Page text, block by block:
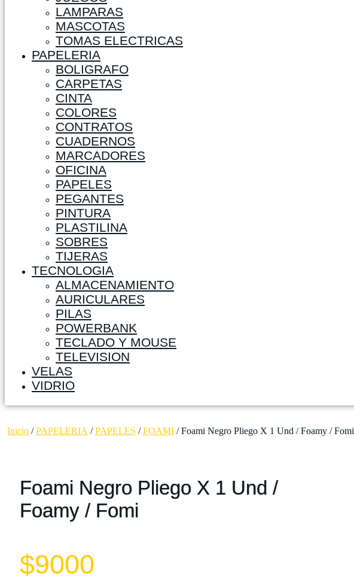
LAMPARAS
MASCOTAS
TOMAS ELECTRICAS
PAPELERIA
BOLIGRAFO
CARPETAS
CINTA
COLORES
CONTRATOS
CUADERNOS
MARCADORES
OFICINA
PAPELES
PEGANTES
PINTURA
PLASTILINA
SOBRES
TIJERAS
TECNOLOGIA
ALMACENAMIENTO
AURICULARES
PILAS
POWERBANK
TECLADO Y MOUSE
TELEVISION
VELAS
VIDRIO
Inicio /PAPELERIA /PAPELES /FOAMI / Foami Negro Pliego X 1 Und / Foamy / Fomi
Foami Negro Pliego X 1 Und /
Foamy / Fomi
$9000